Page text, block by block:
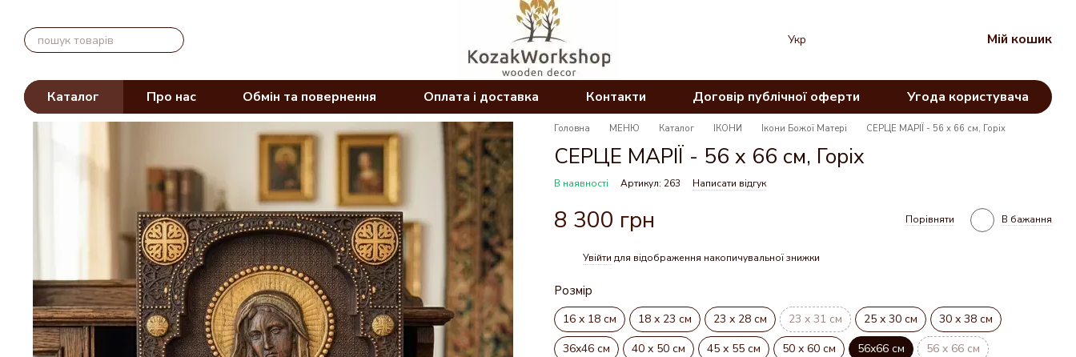
Укр
Мій кошик
Каталог Про нас Обмін та повернення Оплата і доставка Контакти Договір публічної оферти Угода користувача
Головна МЕНЮ Каталог ІКОНИ Ікони Божої Матері СЕРЦЕ МАРІЇ - 56 х 66 см, Горіх
СЕРЦЕ МАРІЇ - 56 х 66 см, Горіх
В наявності Артикул: 263 Написати відгук
8 300 грн Порівняти В бажання
Увійти для відображення накопичувальної знижки
Розмір
16 х 18 см 18 х 23 см 23 х 28 см 23 x 31 см 25 х 30 см
30 х 38 см
36х46 см
40 х 50 см 45 х 55 см 50 х 60 см 56х66 см
56 x 66 см